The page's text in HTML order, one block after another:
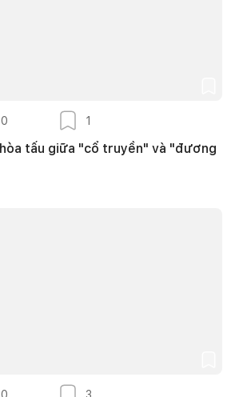
0 1
tấu giữa "cổ truyền" và "đương